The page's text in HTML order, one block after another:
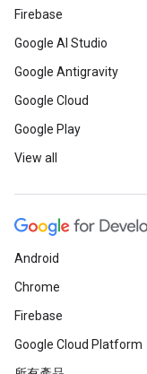
Firebase
Google AI Studio
Google Antigravity
Google Cloud
Google Play
View all
Android
Chrome
Firebase
Google Cloud Platform